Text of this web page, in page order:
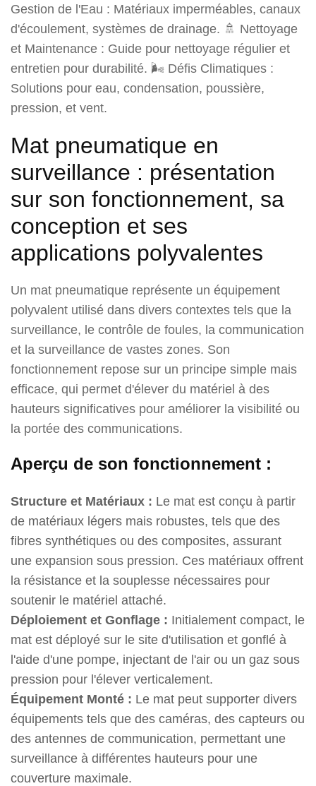
Gestion de l'Eau : Matériaux imperméables, canaux
d'écoulement, systèmes de drainage. 🚿 Nettoyage
et Maintenance : Guide pour nettoyage régulier et
entretien pour durabilité. 🌬️ Défis Climatiques :
Solutions pour eau, condensation, poussière,
pression, et vent.
Mat pneumatique en
surveillance : présentation
sur son fonctionnement, sa
conception et ses
applications polyvalentes
Un mat pneumatique représente un équipement
polyvalent utilisé dans divers contextes tels que la
surveillance, le contrôle de foules, la communication
et la surveillance de vastes zones. Son
fonctionnement repose sur un principe simple mais
efficace, qui permet d'élever du matériel à des
hauteurs significatives pour améliorer la visibilité ou
la portée des communications.
Aperçu de son fonctionnement :
Structure et Matériaux : Le mat est conçu à partir
de matériaux légers mais robustes, tels que des
fibres synthétiques ou des composites, assurant
une expansion sous pression. Ces matériaux offrent
la résistance et la souplesse nécessaires pour
soutenir le matériel attaché.
Déploiement et Gonflage : Initialement compact, le
mat est déployé sur le site d'utilisation et gonflé à
l'aide d'une pompe, injectant de l'air ou un gaz sous
pression pour l'élever verticalement.
Équipement Monté : Le mat peut supporter divers
équipements tels que des caméras, des capteurs ou
des antennes de communication, permettant une
surveillance à différentes hauteurs pour une
couverture maximale.